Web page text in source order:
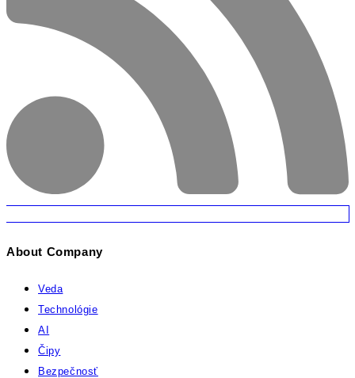
About Company
Veda
Technológie
AI
Čipy
Bezpečnosť